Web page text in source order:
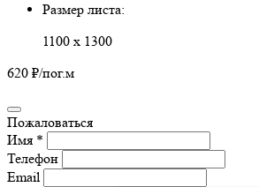
Размер листа:
1100 х 1300
620 ₽/пог.м
Пожаловаться
Имя *
Телефон
Email